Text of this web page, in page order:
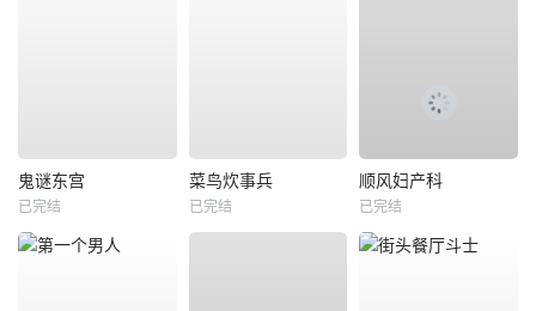
鬼谜东宫
已完结
菜鸟炊事兵
已完结
顺风妇产科
已完结